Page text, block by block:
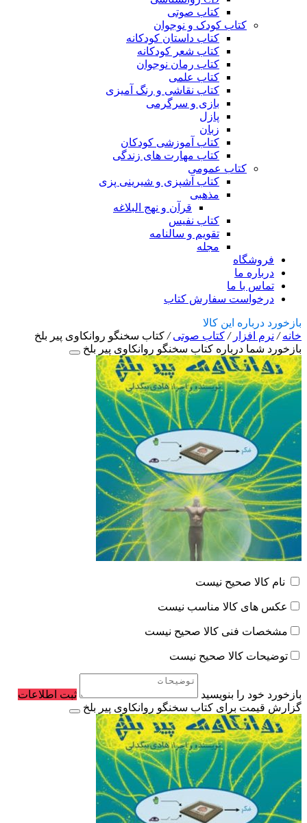
کتاب صوتی
کتاب کودک و نوجوان
کتاب داستان کودکانه
کتاب شعر کودکانه
کتاب رمان نوجوان
کتاب علمی
کتاب نقاشی و رنگ آمیزی
بازی و سرگرمی
پازل
زبان
کتاب آموزشی کودکان
کتاب مهارت های زندگی
کتاب عمومی
کتاب آشپزی و شیرینی پزی
مذهبی
قرآن و نهج البلاغه
کتاب نفیس
تقویم و سالنامه
مجله
فروشگاه
درباره ما
تماس با ما
درخواست سفارش کتاب
بازخورد درباره این کالا
خانه/ نرم افزار / کتاب صوتی/ کتاب سخنگو روانکاوی پیر بلخ
بازخورد شما درباره کتاب سخنگو روانکاوی پیر بلخ
نام کالا صحیح نیست
عکس های کالا مناسب نیست
مشخصات فنی کالا صحیح نیست
توضیحات کالا صحیح نیست
بازخورد خود را بنویسید
ثبت اطلاعات
گزارش قیمت برای کتاب سخنگو روانکاوی پیر بلخ